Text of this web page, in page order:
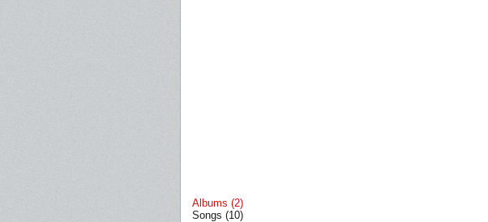
Albums (2)
Songs (10)